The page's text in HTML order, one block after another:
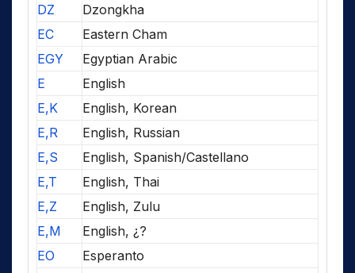
DZ
Dzongkha
EC
Eastern Cham
EGY
Egyptian Arabic
E
English
E,K
English, Korean
E,R
English, Russian
E,S
English, Spanish/Castellano
E,T
English, Thai
E,Z
English, Zulu
E,M
English, ¿?
EO
Esperanto